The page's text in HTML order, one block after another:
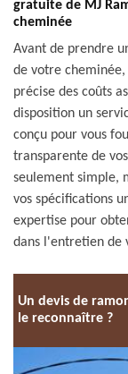
gratuite de MJ
cheminée
Avant de prendre
de votre
précise des coûts
disposition un
conçu pour vous
transparente de
seulement simple,
vos spécifications
expertise pour
dans l'entretien de
Un devis de
le reconnaître ?